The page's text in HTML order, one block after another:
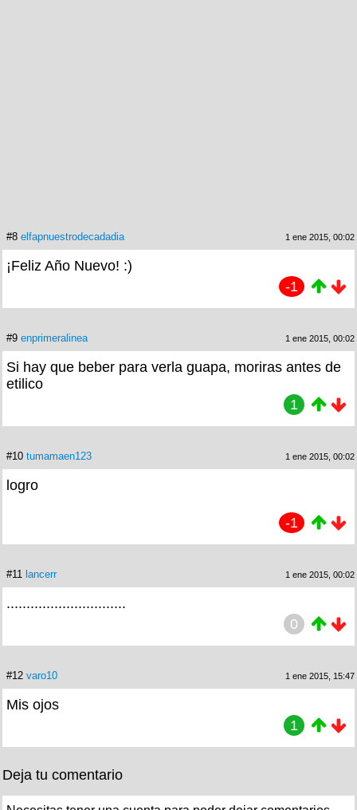
#8 elfapnuestrodecadadia 1 ene 2015, 00:02
¡Feliz Año Nuevo! :)
-1
#9 enprimeralinea 1 ene 2015, 00:02
Si hay que beber para verla guapa, moriras antes de
etilico
1
#10 tumamaen123 1 ene 2015, 00:02
logro
-1
#11 lancerr 1 ene 2015, 00:02
..............................
0
#12 varo10 1 ene 2015, 15:47
Mis ojos
1
Deja tu comentario